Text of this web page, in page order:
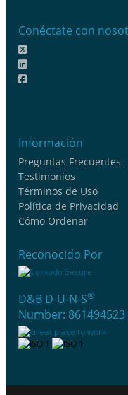
Conéctate con
Información
Preguntas Frecuentes
Testimonios
Términos de Uso
Política de Privacidad
Cómo Ordenar
Reconocido Por
D&B D-U-N-S®
Number: 861494523